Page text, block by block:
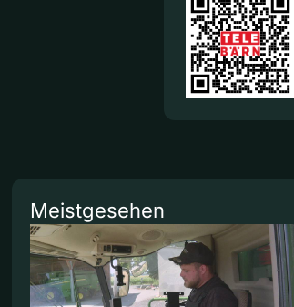
Meistgesehen